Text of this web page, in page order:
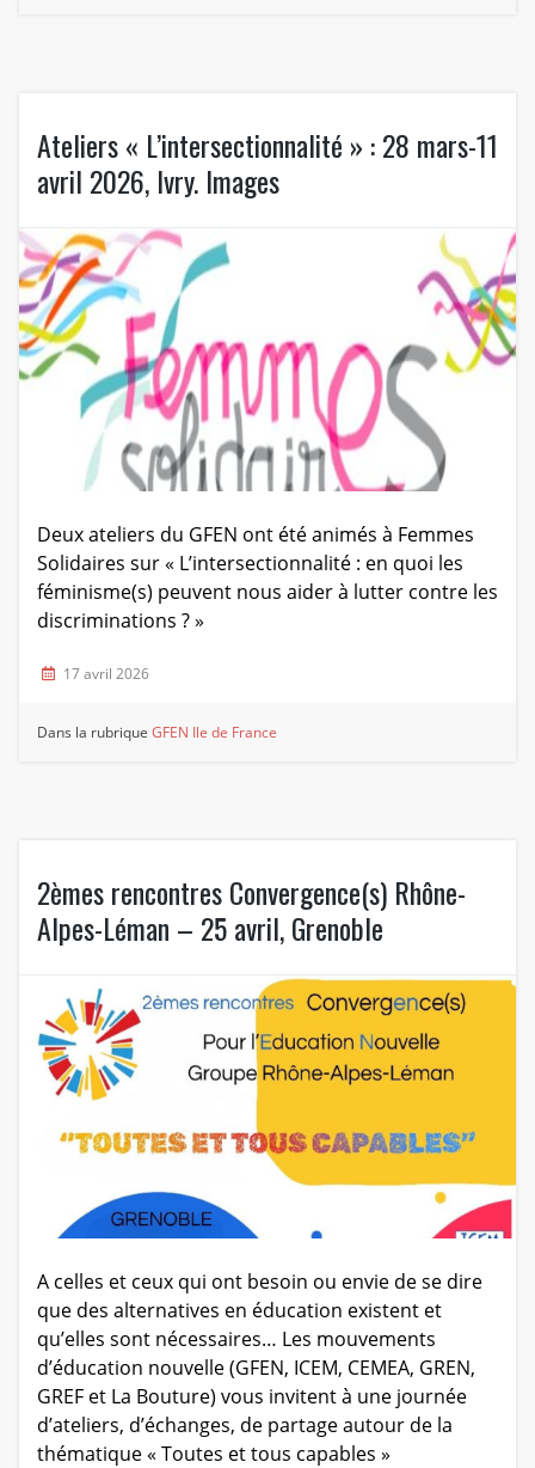
Ateliers « L’intersectionnalité » : 28 mars-11
avril 2026, Ivry. Images
Deux ateliers du GFEN ont été animés à Femmes
Solidaires sur « L’intersectionnalité : en quoi les
féminisme(s) peuvent nous aider à lutter contre les
discriminations ? »
17 avril 2026
Dans la rubriqueGFEN Ile de France
2èmes rencontres Convergence(s) Rhône-
Alpes-Léman – 25 avril, Grenoble
A celles et ceux qui ont besoin ou envie de se dire
que des alternatives en éducation existent et
qu’elles sont nécessaires… Les mouvements
d’éducation nouvelle (GFEN, ICEM, CEMEA, GREN,
GREF et La Bouture) vous invitent à une journée
d’ateliers, d’échanges, de partage autour de la
thématique « Toutes et tous capables »